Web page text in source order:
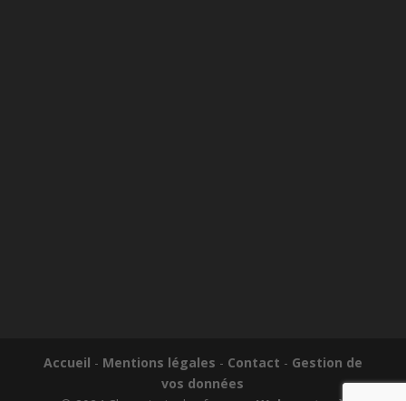
Accueil - Mentions légales - Contact - Gestion de
vos données